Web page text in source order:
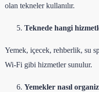
olan tekneler kullanılır.
Teknede hangi
Yemek, içecek, rehberlik, su
Wi-Fi gibi hizmetler sunulur.
Yemekler nasıl